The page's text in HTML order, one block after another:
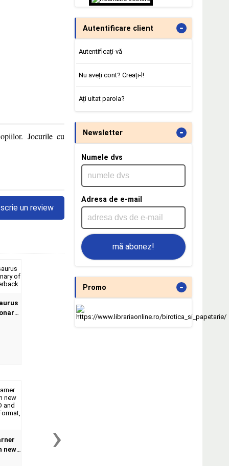
Jocurile cu
scrie un review
new
›
Autentificare client -
Autentificați-vă
Nu aveți cont? Creați-l!
Ați uitat parola?
Newsletter -
Numele dvs
Adresa de e-mail
mă abonez!
Promo -